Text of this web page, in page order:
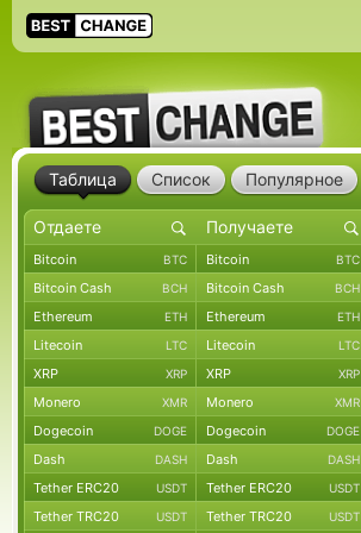
Таблица Список Популярное
Bitcoin BTC Bitcoin BTC
Bitcoin Cash BCH Bitcoin Cash BCH
Ethereum ETH Ethereum ETH
Litecoin LTC Litecoin LTC
XRP XRP XRP XRP
Monero XMR Monero XMR
Dogecoin DOGE Dogecoin DOGE
Dash DASH Dash DASH
Tether ERC20 USDT Tether ERC20 USDT
Tether TRC20 USDT Tether TRC20 USDT